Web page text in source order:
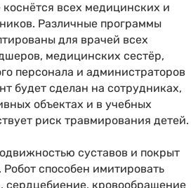
всех медицинских и
Различные программы
для врачей всех
медицинских сестёр,
персонала и администраторов
будет сделан на сотрудниках,
объектах и в учебных
риск травмирования детей.
суставов и покрыт
способен имитировать
сердцебиение, кровообращение